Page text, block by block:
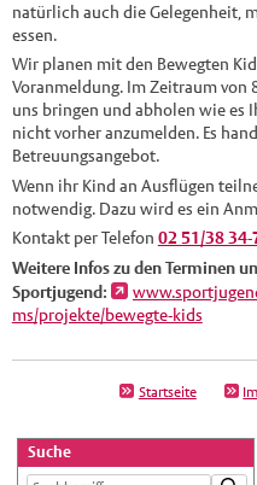
natürlich auch die Gelegenheit,
essen.
Wir planen mit den Bewegten
Voranmeldung. Im Zeitraum von
uns bringen und abholen wie es
nicht vorher anzumelden. Es
Betreuungsangebot.
Wenn ihr Kind an Ausflügen
notwendig. Dazu wird es ein
Kontakt per Telefon 02 51/38 34-
Weitere Infos zu den Terminen
Sportjugend:
ms/projekte/bewegte-kids
Startseite
Suche